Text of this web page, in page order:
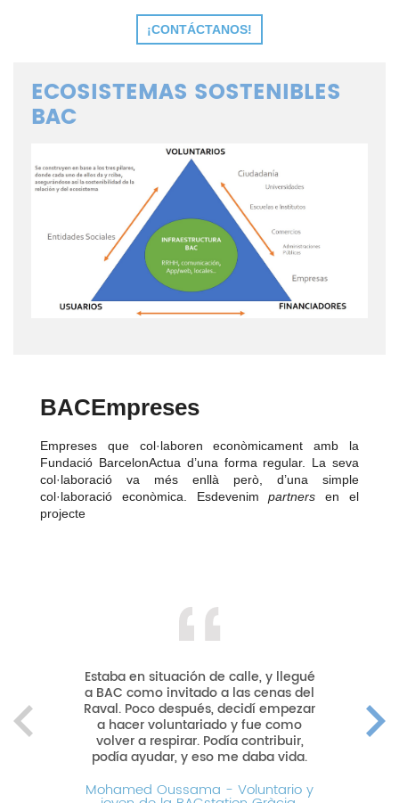
¡CONTÁCTANOS!
ECOSISTEMAS SOSTENIBLES
BAC
BACEmpreses
Empreses que col·laboren econòmicament amb la
Fundació BarcelonActua d’una forma regular. La seva
col·laboració va més enllà però, d’una simple
col·laboració econòmica. Esdevenim
partners
en el
projecte
Cada vez que hago voluntariado llego
a casa llena de amor, alegría y
aprendizajes. Y es que realmente es
un intercambio; al principio crees que
vas a dar, pero todo te es devuelto
con una moneda impagable. Silvia